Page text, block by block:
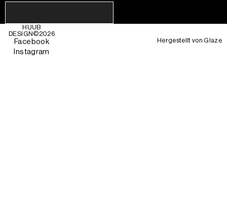
HUUB
DESIGN©2026
Facebook
Instagram
Hergestellt vonGlaze